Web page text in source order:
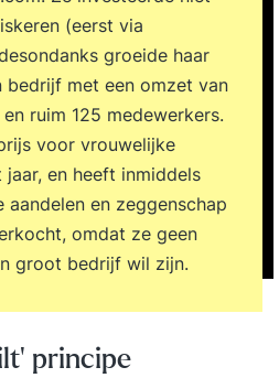
wijze helpt de kunst van
realiseren van je
jij bij tegenslag of
van ontkenning, weerstand
Wat zijn
die jij krijgt van anderen en
door proactief
jouw invloed en
Je maakt kennis
Hoe kun je jouw
(eerst via
groeide haar
met een omzet van
ruim 125 medewerkers.
voor vrouwelijke
en heeft inmiddels
en zeggenschap
omdat ze geen
groot bedrijf wil zijn.
principe